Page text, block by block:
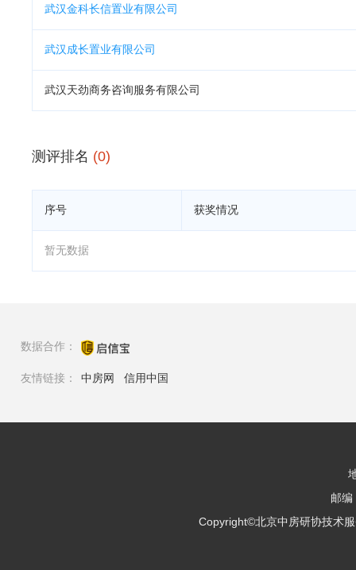
武汉金科长信置业有限公司
武汉成长置业有限公司
武汉天劲商务咨询服务有限公司
测评排名 (0)
序号 获奖情况
暂无数据
数据合作：
友情链接： 中房网 信用中国
邮
Copyright©北京中房研协技术